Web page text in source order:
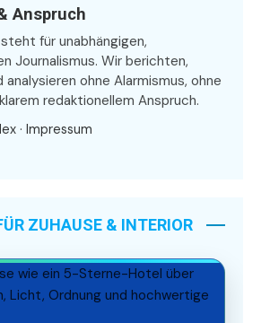
Anspruch
für unabhängigen,
Journalismus. Wir berichten,
analysieren ohne Alarmismus, ohne
redaktionellem Anspruch.
· Impressum
ZUHAUSE & INTERIOR